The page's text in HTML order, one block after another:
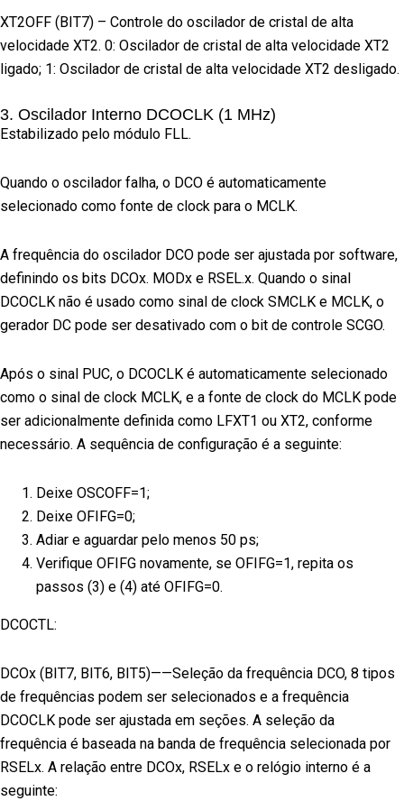
XT2OFF (BIT7) – Controle do oscilador de cristal de alta
velocidade XT2. 0: Oscilador de cristal de alta velocidade XT2
ligado; 1: Oscilador de cristal de alta velocidade XT2 desligado.
3. Oscilador Interno DCOCLK (1 MHz)
Estabilizado pelo módulo FLL.
Quando o oscilador falha, o DCO é automaticamente
selecionado como fonte de clock para o MCLK.
A frequência do oscilador DCO pode ser ajustada por software,
definindo os bits DCOx. MODx e RSEL.x. Quando o sinal
DCOCLK não é usado como sinal de clock SMCLK e MCLK, o
gerador DC pode ser desativado com o bit de controle SCGO.
Após o sinal PUC, o DCOCLK é automaticamente selecionado
como o sinal de clock MCLK, e a fonte de clock do MCLK pode
ser adicionalmente definida como LFXT1 ou XT2, conforme
necessário. A sequência de configuração é a seguinte:
Deixe OSCOFF=1;
Deixe OFIFG=0;
Adiar e aguardar pelo menos 50 ps;
Verifique OFIFG novamente, se OFIFG=1, repita os
passos (3) e (4) até OFIFG=0.
DCOCTL:
DCOx (BIT7, BIT6, BIT5)——Seleção da frequência DCO, 8 tipos
de frequências podem ser selecionados e a frequência
DCOCLK pode ser ajustada em seções. A seleção da
frequência é baseada na banda de frequência selecionada por
RSELx. A relação entre DCOx, RSELx e o relógio interno é a
seguinte: